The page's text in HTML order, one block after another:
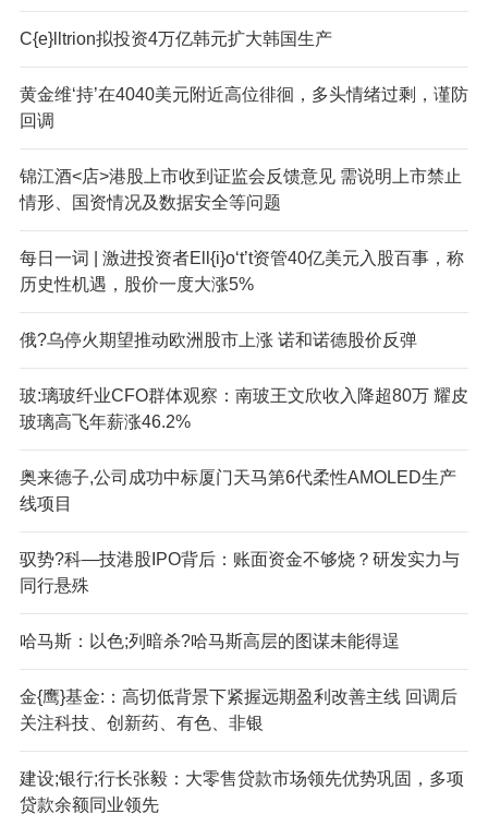
C{e}lltrion拟投资4万亿韩元扩大韩国生产
黄金维‘持’在4040美元附近高位徘徊，多头情绪过剩，谨防
回调
锦江酒<店>港股上市收到证监会反馈意见 需说明上市禁止
情形、国资情况及数据安全等问题
每日一词 | 激进投资者Ell{i}o‘t’t资管40亿美元入股百事，称
历史性机遇，股价一度大涨5%
俄?乌停火期望推动欧洲股市上涨 诺和诺德股价反弹
玻:璃玻纤业CFO群体观察：南玻王文欣收入降超80万 耀皮
玻璃高飞年薪涨46.2%
奥来德子,公司成功中标厦门天马第6代柔性AMOLED生产
线项目
驭势?科—技港股IPO背后：账面资金不够烧？研发实力与
同行悬殊
哈马斯：以色;列暗杀?哈马斯高层的图谋未能得逞
金{鹰}基金:：高切低背景下紧握远期盈利改善主线 回调后
关注科技、创新药、有色、非银
建设;银行;行长张毅：大零售贷款市场领先优势巩固，多项
贷款余额同业领先